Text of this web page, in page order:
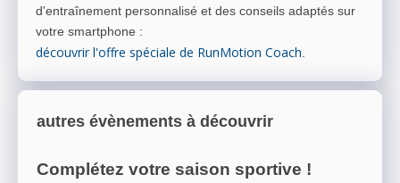
d'entraînement personnalisé et des conseils adaptés sur
votre smartphone :
découvrir l'offre spéciale de RunMotion Coach.
autres évènements à découvrir
Complétez votre saison sportive !